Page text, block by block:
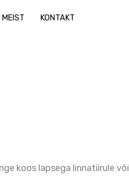
MEIST KONTAKT
koos lapsega linnatiirule või